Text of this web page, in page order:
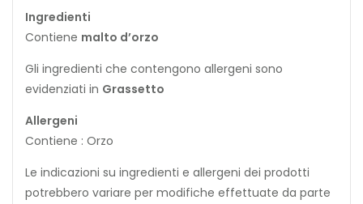
Ingredienti
Contiene malto d’orzo
Gli ingredienti che contengono allergeni sono
evidenziati in Grassetto
Allergeni
Contiene : Orzo
Le indicazioni su ingredienti e allergeni dei prodotti
potrebbero variare per modifiche effettuate da parte